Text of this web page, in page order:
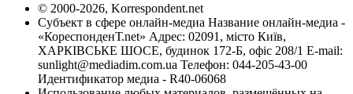
© 2000-2026, Korrespondent.net
Субъект в сфере онлайн-медиа Название онлайн-медиа -
«КореспонденТ.net» Адрес: 02091, місто Київ,
ХАРКІВСЬКЕ ШОСЕ, будинок 172-Б, офіс 208/1 E-mail:
sunlight@mediadim.com.ua Телефон: 044-205-43-00
Идентификатор медиа - R40-06068